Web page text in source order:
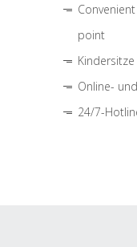
point
Online-
24/7-